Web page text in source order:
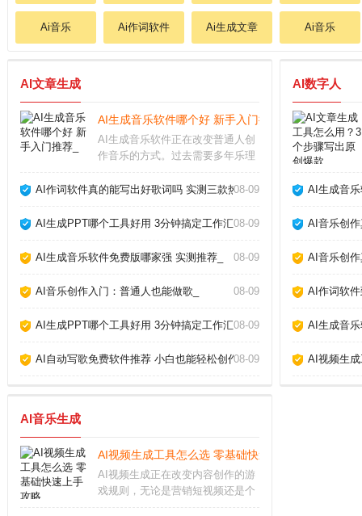
Ai音乐 Ai作词软件 Ai生成文章 Ai音乐
AI文章生成
AI生成音乐软件哪个好 新手入门推荐_
AI生成音乐软件正在改变普通人创
作音乐的方式。过去需要多年乐理
就能生成完整曲目。这些工具降低
多不多、效果好不好、要不要付
AI作词软件真的能写出好歌词吗 实测三款热门工具告诉你答案_
08-09
AI生成PPT哪个工具好用 3分钟搞定工作汇报_
08-09
AI生成音乐软件免费版哪家强 实测推荐_ 08-09
AI音乐创作入门：普通人也能做歌_ 08-09
AI生成PPT哪个工具好用 3分钟搞定工作汇报_
08-09
AI自动写歌免费软件推荐 小白也能轻松创作_08-09
AI数字人
AI生成音
AI音乐创
AI音乐创
AI作词软
AI生成音
AI视频生
AI音乐生成
AI视频生成工具怎么选 零基础快速上手攻略_
AI视频生成正在改变内容创作的游
戏规则，无论是营销短视频还是个